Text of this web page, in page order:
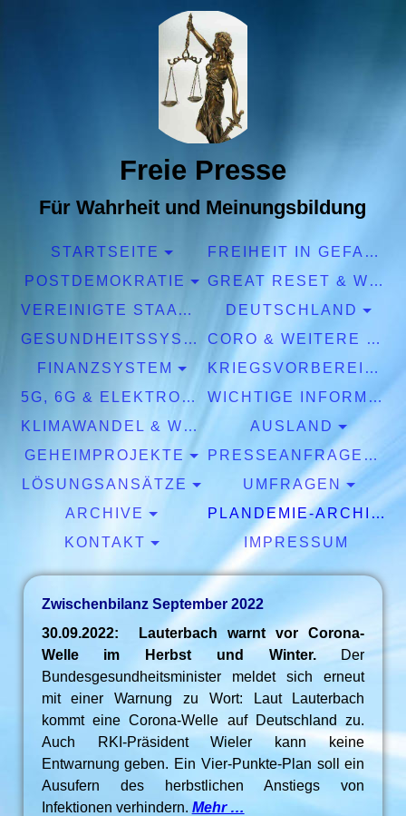
Freie Presse
Für Wahrheit und Meinungsbildung
STARTSEITE
FREIHEIT IN GEFAHR
POSTDEMOKRATIE
GREAT RESET & WEF
VEREINIGTE STAATEN EUROPA
DEUTSCHLAND
GESUNDHEITSSYSTEM
CORO & WEITERE PANDEMIEN
FINANZSYSTEM
KRIEGSVORBEREITUNGEN
5G, 6G & ELEKTROSMOG
WICHTIGE INFORMATIONEN
KLIMAWANDEL & WETTER
AUSLAND
GEHEIMPROJEKTE
PRESSEANFRAGEN & EXPERTISEN
LÖSUNGSANSÄTZE
UMFRAGEN
ARCHIVE
PLANDEMIE-ARCHIV
KONTAKT
IMPRESSUM
Zwischenbilanz September 2022
30.09.2022: Lauterbach warnt vor Corona-
Welle im Herbst und Winter.Der
Bundesgesundheitsminister meldet sich erneut
mit einer Warnung zu Wort: Laut Lauterbach
kommt eine Corona-Welle auf Deutschland zu.
Auch RKI-Präsident Wieler kann keine
Entwarnung geben. Ein Vier-Punkte-Plan soll ein
Ausufern des herbstlichen Anstiegs von
Infektionen verhindern. Mehr …